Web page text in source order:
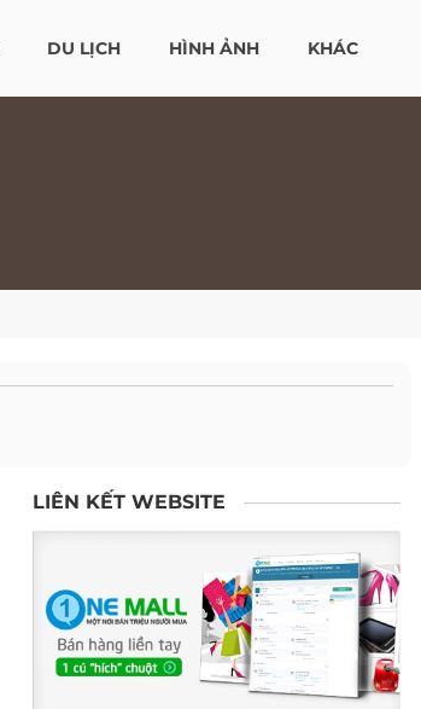
DU LỊCH HÌNH ẢNH KHÁC
LIÊN KẾT WEBSITE